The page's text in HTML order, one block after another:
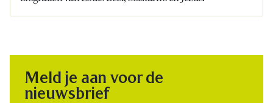
Meld je aan voor de
nieuwsbrief